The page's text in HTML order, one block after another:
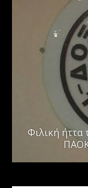
Φιλική ήττα